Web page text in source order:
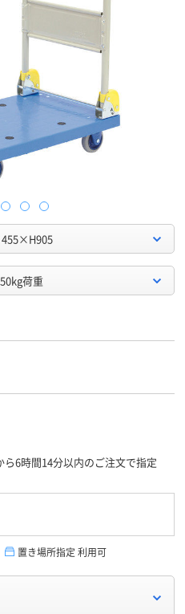
荷重
ら6時間14分以内のご注文で指定
置き場所指定 利用可